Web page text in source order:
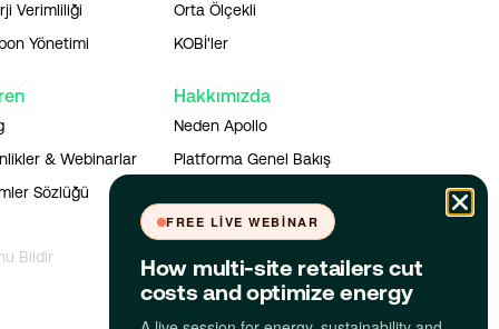
Verimliliği
Yönetimi
Orta Ölçekli
KOBİ'ler
& Webinarlar
Sözlüğü
Hakkımızda
Neden Apollo
Platforma Genel Bakış
Bildir
FREE LIVE WEBINAR
How multi-site retailers cut
costs and optimize energy